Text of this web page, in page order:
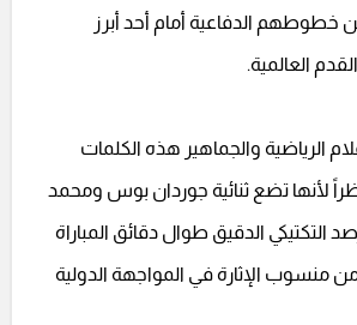
خطوطهم الدفاعية أمام أحد أبرز
العالمية.
الرياضية والجماهير هذه الكلمات
لأنها تضع ثنائية جوردان بوس ومحمد
التكتيكي الدقيق طوال دقائق المباراة
منسوب الإثارة في المواجهة الدولية